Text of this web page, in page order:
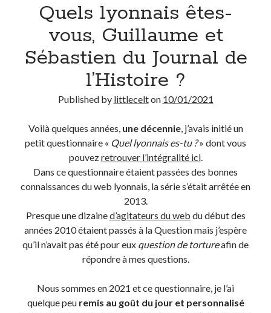
Derniers Commentaires
dans
JFdansC’était pas mieux avant… à Lyon
Comment j’ai opéré ma vélorution toute personnelle
Comment j’ai opéré ma vélorution toute personnelle
Renaud DucherdansComment j’ai opéré ma vélorution toute
Commentaires récents
Entretien ménager
T’as vu quoi ? #52
C’était pas mieux avant… à Lyon
Anthonydans
Comment j’ai opéré ma vélorution toute personnelle
Comment j’ai opéré ma vélorution toute
personnelle
On parle de quoi ?
Quels lyonnais êtes-
vous, Guillaume et
Sébastien du Journal de
l’Histoire ?
Published by littlecelton 10/01/2021
Voilà quelques années, une décennie, j’avais initié un
petit questionnaire « Quel lyonnais es-tu ?» dont vous
pouvezretrouver l’intégralité ici.
Dans ce questionnaire étaient passées des bonnes
connaissances du web lyonnais, la série s’était arrêtée en
2013.
Presque une dizained’agitateurs du web du début des
années 2010 étaient passés à la Question mais j’espère
qu’il n’avait pas été pour eux question de tortureafin de
répondre à mes questions.
Nous sommes en 2021 et ce questionnaire, je l’ai
quelque peuremis au goût du jour et personnalisé